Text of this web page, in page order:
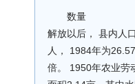
数量
解放以后， 县内人
人， 1984年为
倍。 1950年农业劳